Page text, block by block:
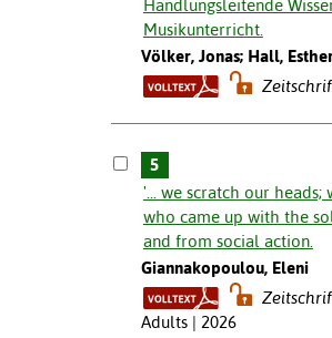
Handlungsleitende
Musikunterricht.
Völker, Jonas; Hall,
5
'... we scratch our
who came up with the
and from social action.
Giannakopoulou, Eleni
Adults | 2026